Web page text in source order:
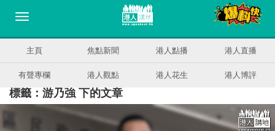
主頁 焦點新聞 港人點播 港人直播
有聲專欄 港人觀點 港人花生 港人博評
標籤：游乃強 下的文章